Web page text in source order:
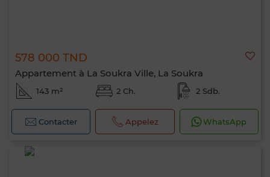
578 000 TND
Appartement à La Soukra Ville, La Soukra
143 m² 2 Ch. 2 Sdb.
Contacter Appelez WhatsApp